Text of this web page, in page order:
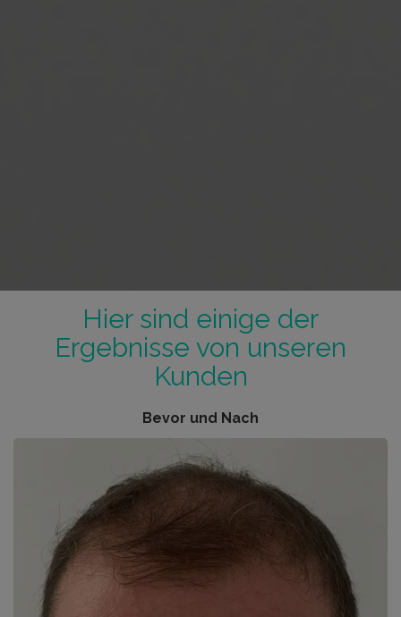
Hier sind einige der
Ergebnisse von unseren
Kunden
Bevor und Nach